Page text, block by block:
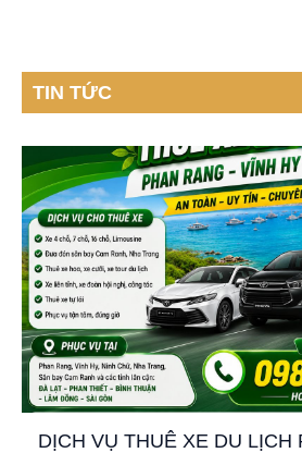
TIN TỨC
DỊCH VỤ THUÊ XE DU LỊCH